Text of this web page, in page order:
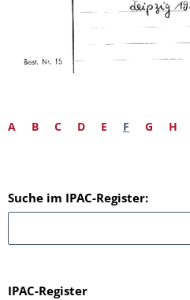
A B C D E F G H
Suche im IPAC-Register:
IPAC-Register